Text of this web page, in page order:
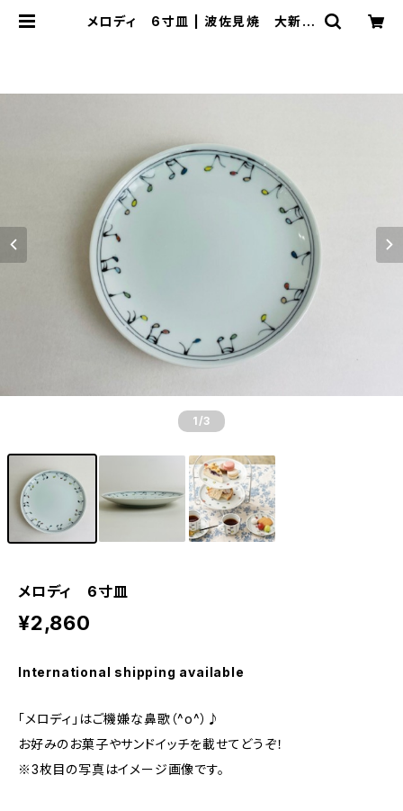
メロディ 6寸皿 | 波佐見焼 大新窯
1 /3
メロディ 6寸皿
¥2,860
International shipping available
「メロディ」はご機嫌な鼻歌（^o^）♪
お好みのお菓子やサンドイッチを載せてどうぞ！
※3枚目の写真はイメージ画像です。